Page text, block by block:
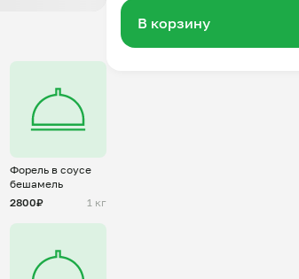
Форель в соусе
бешамель
2800₽
1 кг
В корзину